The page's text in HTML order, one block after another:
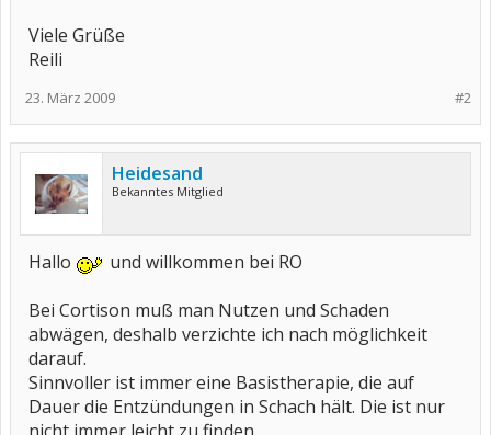
Viele Grüße
Reili
#2
23. März 2009
Heidesand
Bekanntes Mitglied
Hallo
und willkommen bei RO
Bei Cortison muß man Nutzen und Schaden
abwägen, deshalb verzichte ich nach möglichkeit
darauf.
Sinnvoller ist immer eine Basistherapie, die auf
Dauer die Entzündungen in Schach hält. Die ist nur